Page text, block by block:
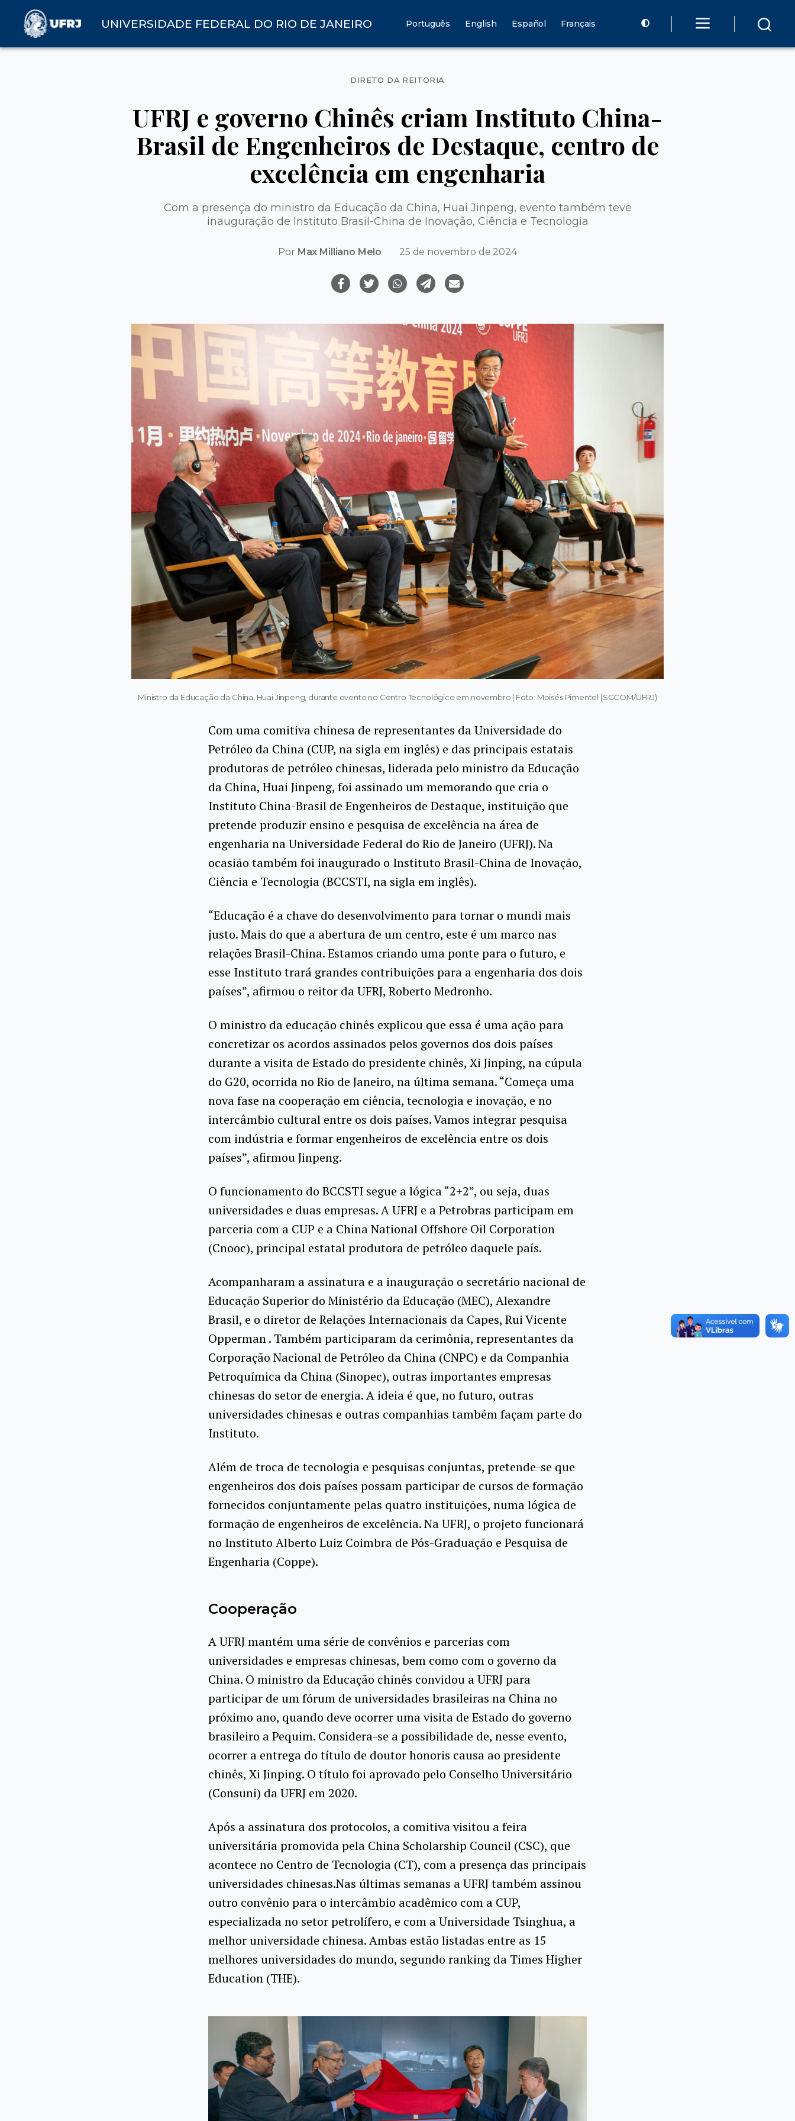
UNIVERSIDADE FEDERAL DO RIO DE JANEIRO Português English Español Français
Categorias
DIRETO DA REITORIA
UFRJ e governo Chinês criam Instituto China-
Brasil de Engenheiros de Destaque, centro de
excelência em engenharia
Com a presença do ministro da Educação da China, Huai Jinpeng, evento também teve
inauguração de Instituto Brasil-China de Inovação, Ciência e Tecnologia
Por Max Milliano Melo 25 de novembro de 2024
Ministro da Educação da China, Huai Jinpeng, durante evento no Centro Tecnológico em novembro | Foto: Moisés Pimentel (SGCOM/UFRJ)
Com uma comitiva chinesa de representantes da Universidade do
Petróleo da China (CUP, na sigla em inglês) e das principais estatais
produtoras de petróleo chinesas, liderada pelo ministro da Educação
da China, Huai Jinpeng, foi assinado um memorando que cria o
Instituto China-Brasil de Engenheiros de Destaque, instituição que
pretende produzir ensino e pesquisa de excelência na área de
engenharia na Universidade Federal do Rio de Janeiro (UFRJ). Na
ocasião também foi inaugurado o Instituto Brasil-China de Inovação,
Ciência e Tecnologia (BCCSTI, na sigla em inglês).
“Educação é a chave do desenvolvimento para tornar o mundi mais
justo. Mais do que a abertura de um centro, este é um marco nas
relações Brasil-China. Estamos criando uma ponte para o futuro, e
esse Instituto trará grandes contribuições para a engenharia dos dois
países”, afirmou o reitor da UFRJ, Roberto Medronho.
O ministro da educação chinês explicou que essa é uma ação para
concretizar os acordos assinados pelos governos dos dois países
durante a visita de Estado do presidente chinês, Xi Jinping, na cúpula
do G20, ocorrida no Rio de Janeiro, na última semana. “Começa uma
nova fase na cooperação em ciência, tecnologia e inovação, e no
intercâmbio cultural entre os dois países. Vamos integrar pesquisa
com indústria e formar engenheiros de excelência entre os dois
países”, afirmou Jinpeng.
O funcionamento do BCCSTI segue a lógica “2+2”, ou seja, duas
universidades e duas empresas. A UFRJ e a Petrobras participam em
parceria com a CUP e a China National Offshore Oil Corporation
(Cnooc), principal estatal produtora de petróleo daquele país.
Acompanharam a assinatura e a inauguração o secretário nacional de
Educação Superior do Ministério da Educação (MEC), Alexandre
Brasil, e o diretor de Relações Internacionais da Capes, Rui Vicente
Opperman . Também participaram da cerimônia, representantes da
Corporação Nacional de Petróleo da China (CNPC) e da Companhia
Petroquímica da China (Sinopec), outras importantes empresas
chinesas do setor de energia. A ideia é que, no futuro, outras
universidades chinesas e outras companhias também façam parte do
Instituto.
Além de troca de tecnologia e pesquisas conjuntas, pretende-se que
engenheiros dos dois países possam participar de cursos de formação
fornecidos conjuntamente pelas quatro instituições, numa lógica de
formação de engenheiros de excelência. Na UFRJ, o projeto funcionará
no Instituto Alberto Luiz Coimbra de Pós-Graduação e Pesquisa de
Engenharia (Coppe).
Cooperação
A UFRJ mantém uma série de convênios e parcerias com
universidades e empresas chinesas, bem como com o governo da
China. O ministro da Educação chinês convidou a UFRJ para
participar de um fórum de universidades brasileiras na China no
próximo ano, quando deve ocorrer uma visita de Estado do governo
brasileiro a Pequim. Considera-se a possibilidade de, nesse evento,
ocorrer a entrega do título de doutor honoris causa ao presidente
chinês, Xi Jinping. O título foi aprovado pelo Conselho Universitário
(Consuni) da UFRJ em 2020.
Após a assinatura dos protocolos, a comitiva visitou a feira
universitária promovida pela China Scholarship Council (CSC), que
acontece no Centro de Tecnologia (CT), com a presença das principais
universidades chinesas.Nas últimas semanas a UFRJ também assinou
outro convênio para o intercâmbio acadêmico com a CUP,
especializada no setor petrolífero, e com a Universidade Tsinghua, a
melhor universidade chinesa. Ambas estão listadas entre as 15
melhores universidades do mundo, segundo ranking da Times Higher
Education (THE).